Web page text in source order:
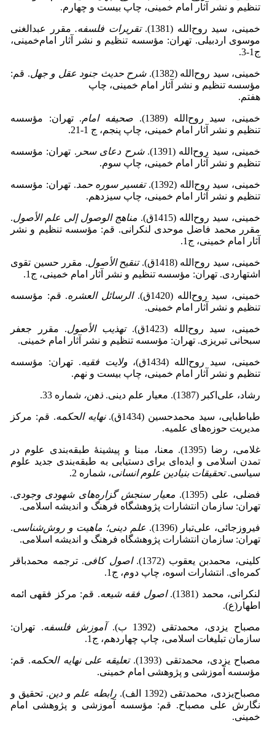
‌تنظیم‌ و نشر آثار امام ‌خمینی، چاپ بیست و چهارم.
خمینی، سید روح‌الله (1381). تقریرات فلسفه. مقرر عبدالغنی
موسوی اردبیلی. تهران: مؤسسه ‌تنظیم ‌و نشر آثار امام‌خمینی،
ج1-3.
خمینی، سید روح‌الله (1382). شرح حدیث جنود عقل و جهل. قم:
مؤسسه ‌تنظیم‌ و نشر آثار امام ‌خمینی، چاپ
هفتم.
خمینی، سید روح‌الله (1389). صحیفه ‌امام. تهران: مؤسسه
‌تنظیم‌ و نشر آثار امام ‌خمینی، چاپ پنجم، ج 1-21.
خمینی، سید روح‌الله (1391). شرح دعای سحر . تهران: مؤسسه
‌تنظیم‌ و نشر آثار امام ‌خمینی، چاپ سوم.
خمینی، سید روح‌الله (1392). تفسیر سوره حمد. تهران: مؤسسه
‌تنظیم‌ و نشر آثار امام ‌خمینی، چاپ سیزدهم.
خمینی، سید روح‌الله (1415ق). مناهج الوصول إلی علم الأصول.
مقرر محمد فاضل موحدی لنکرانی. قم: مؤسسه تنظیم و نشر
آثار امام ‌خمینی، ج1.
خمینی، سید روح‌الله (1418ق). تنقیح الأصول. مقرر حسین تقوی
اشتهاردی. تهران: مؤسسه تنظیم و نشر آثار امام ‌خمینی، ج1.
خمینی، سید روح‌الله (1420ق). الرسائل العشره. قم: مؤسسه
تنظیم و نشر آثار امام ‌خمینی.
خمینی، سید روح‌الله (1423ق). تهذیب الأصول. مقرر جعفر
سبحانی تبریزی. تهران: مؤسسه تنظیم و نشر آثار امام ‌خمینی.
خمینی، سید روح‌الله (1434ق)، ولایت فقیه. تهران: مؤسسه
‌تنظیم‌ و نشر آثار امام ‌خمینی، چاپ بیست و نهم.
رشاد، علی‌اکبر (1387). معیار علم ‌دینی. ذهن، شماره 33.
طباطبایی، سید محمدحسین (1434ق). نهایه الحکمه. قم: مرکز
مدیریت حوزه‌های علمیه.
غلامی، رضا (1395). معنا، مبنا و پیشینۀ طبقه‌بندی علوم در
تمدن اسلامی و ایده‌ای برای دستیابی به طبقه‌بندی جدید علوم
سیاسی.تحقیقات بنیادین علوم انسانی، شماره 2.
فضلی، علی (1395).
معیار سنجش گزاره‌های شهودی وجودی.
تهران: سازمان انتشارات پژوهشگاه فرهنگ و اندیشه اسلامی.
فیروزجائی، علی‌تبار (1396). علم‌ دینی؛ ماهیت و روش‌شناسی.
تهران: سازمان انتشارات پژوهشگاه فرهنگ و اندیشه اسلامی.
کلینی، محمدبن ‌یعقوب (1372). اصول کافی. ترجمه محمدباقر
کمره‌ای. انتشارات اسوه، چاپ دوم، ج1.
لنکرانی، محمد (1381). اصول فقه شیعه. قم: مرکز فقهی ائمه
اطهار(ع).
مصباح یزدی، محمدتقی (1392 ب). آموزش فلسفه. تهران:
سازمان تبلیغات اسلامی، چاپ چهاردهم، ج1.
مصباح یزدی، محمدتقی (1393). تعلیقه علی نهایه الحکمه. قم:
مؤسسه آموزشی و پژوهشی امام‌ خمینی.
مصباح‌یزدی، محمدتقی (1392 الف). رابطه علم و دین. تحقیق و
نگارش علی مصباح. قم: مؤسسه آموزشی و پژوهشی امام
‌خمینی.